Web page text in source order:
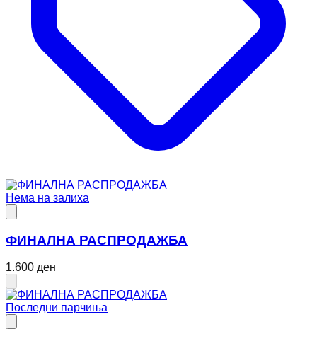
Нема на залиха
ФИНАЛНА РАСПРОДАЖБА
1.600 ден
Последни парчиња